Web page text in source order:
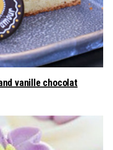
vanille chocolat